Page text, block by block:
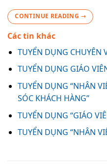
CONTINUE READING →
Các tin khác
TUYỂN DỤNG CHUYÊN
TUYỂN DỤNG GIÁO
TUYỂN DỤNG “NHÂN
SÓC KHÁCH HÀNG”
TUYỂN DỤNG “GIÁO
TUYỂN DỤNG “NHÂN